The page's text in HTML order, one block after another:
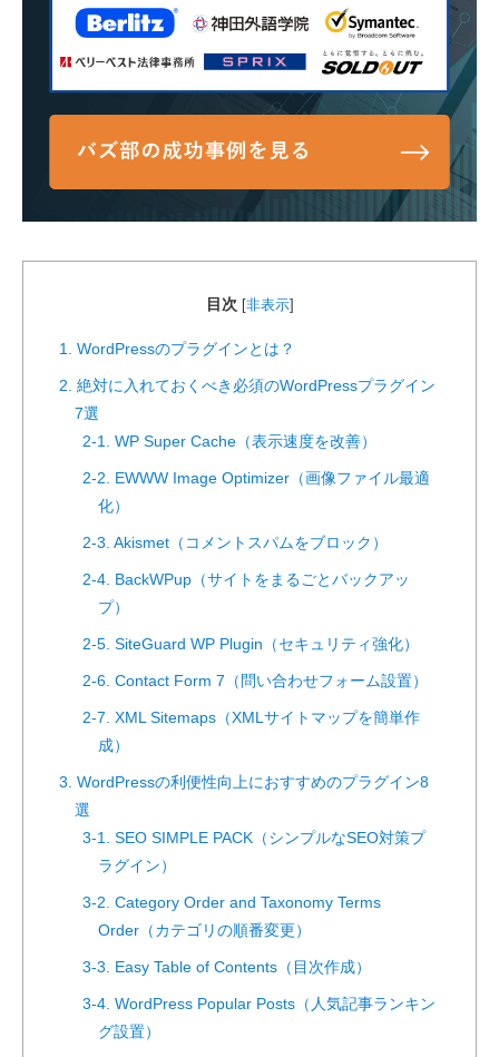
目次 [非表示]
1. WordPressのプラグインとは？
2. 絶対に入れておくべき必須のWordPressプラグイン
7選
2-1. WP Super Cache（表示速度を改善）
2-2. EWWW Image Optimizer（画像ファイル最適
化）
2-3. Akismet（コメントスパムをブロック）
2-4. BackWPup（サイトをまるごとバックアッ
プ）
2-5. SiteGuard WP Plugin（セキュリティ強化）
2-6. Contact Form 7（問い合わせフォーム設置）
2-7. XML Sitemaps（XMLサイトマップを簡単作
成）
3. WordPressの利便性向上におすすめのプラグイン8
選
3-1. SEO SIMPLE PACK（シンプルなSEO対策プ
ラグイン）
3-2. Category Order and Taxonomy Terms
Order（カテゴリの順番変更）
3-3. Easy Table of Contents（目次作成）
3-4. WordPress Popular Posts（人気記事ランキン
グ設置）